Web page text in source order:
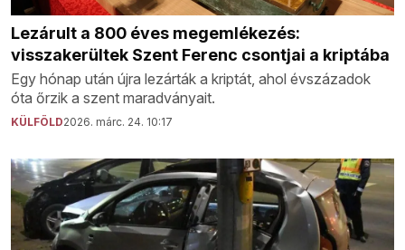
Lezárult a 800 éves megemlékezés:
visszakerültek Szent Ferenc csontjai a kriptába
Egy hónap után újra lezárták a kriptát, ahol évszázadok
óta őrzik a szent maradványait.
KÜLFÖLD2026. márc. 24. 10:17